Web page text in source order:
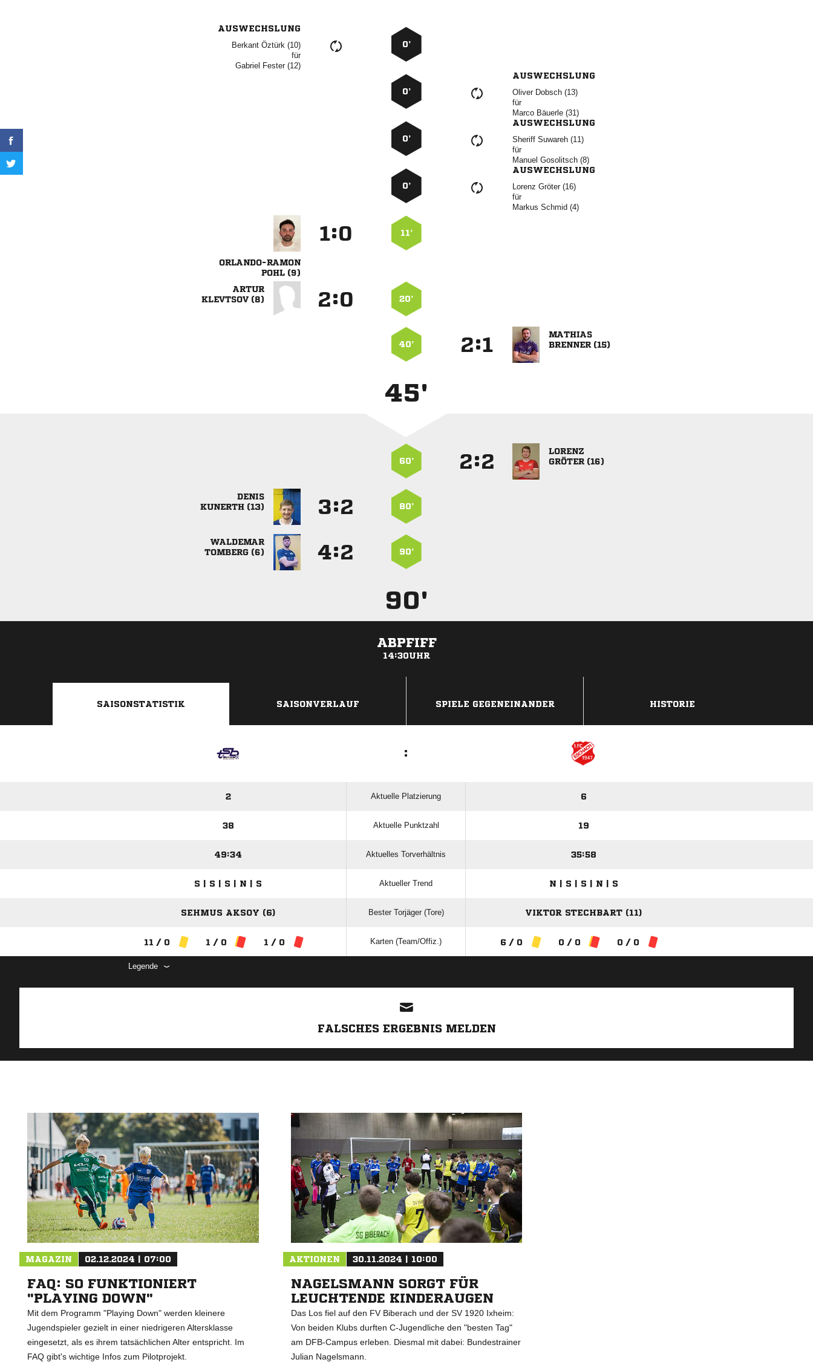
AUSWECHSLUNG
  
für
  
0’
0’
AUSWECHSLUNG
  
für
  
0’
AUSWECHSLUNG
  
für
  
0’
AUSWECHSLUNG
  
für
  

 
: 11’

 
: 20’
40’ :

 
45'
60’ :

 

 
: 80’

 
: 90’
90'
ABPFIFF
14:30UHR
SAISONSTATISTIK SAISONVERLAUF SPIELE GEGENEINANDER HISTORIE
:
2 Aktuelle Platzierung 6
38 Aktuelle Punktzahl 19
49:34 Aktuelles Torverhältnis 35:58
S | S | S | N | S Aktueller Trend N | S | S | N | S
SEHMUS AKSOY (6) Bester Torjäger (Tore) VIKTOR STECHBART (11)
11 / 0 1 / 0 1 / 0 Karten (Team/Offiz.) 6 / 0 0 / 0 0 / 0
Legende
FALSCHES ERGEBNIS MELDEN
MAGAZIN 02.12.2024 | 07:00
FAQ: SO FUNKTIONIERT
"PLAYING DOWN"
Mit dem Programm "Playing Down" werden kleinere
Jugendspieler gezielt in einer niedrigeren Altersklasse
eingesetzt, als es ihrem tatsächlichen Alter entspricht. Im
FAQ gibt's wichtige Infos zum Pilotprojekt.
AKTIONEN 30.11.2024 | 10:00
NAGELSMANN SORGT FÜR
LEUCHTENDE KINDERAUGEN
Das Los fiel auf den FV Biberach und der SV 1920 Ixheim:
Von beiden Klubs durften C-Jugendliche den "besten Tag"
am DFB-Campus erleben. Diesmal mit dabei: Bundestrainer
Julian Nagelsmann.